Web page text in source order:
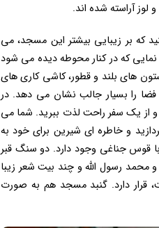
آراسته شده اند.
که بر زیبایی بیشتر این مسجد، می
که در کنار محوطه دیده می شود
های بلند و قطور، کاشی کاری های
را بسیار جالب نشان می دهد. در
و از یک سفر راحت لذت ببرید. شما می
و خاطره ای شیرین برای خود به
و تحتانی مسجد حظیره، ۱۲ پنجره فلزی و ۳ طاق نما با قوس جناغی وجود دارد. دو سنگ قبر
محمد رسول الله و چند بیت شعر زیبا
قرار دارد. گنبد مسجد هم به صورت